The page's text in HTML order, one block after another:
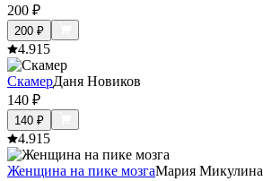
200 ₽
200 ₽
4.915
СкамерДаня Новиков
140 ₽
140 ₽
4.915
Женщина на пике мозгаМария Микулина